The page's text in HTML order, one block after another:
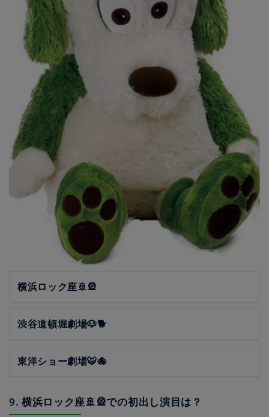
横浜ロック座🚢🎡
渋谷道頓堀劇場🐶🐕
東洋ショー劇場🐯🐙
9. 横浜ロック座🚢🎡での初出し演目は？